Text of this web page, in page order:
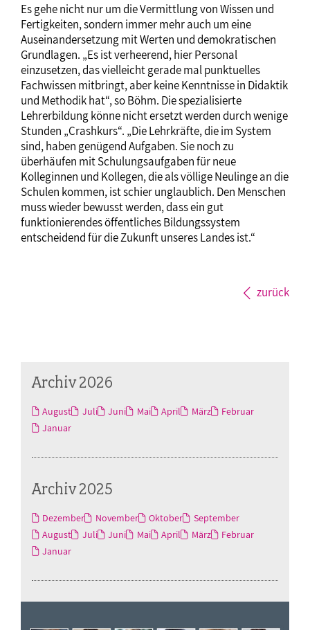
Es gehe nicht nur um die Vermittlung von Wissen und
Fertigkeiten, sondern immer mehr auch um eine
Auseinandersetzung mit Werten und demokratischen
Grundlagen. „Es ist verheerend, hier Personal
einzusetzen, das vielleicht gerade mal punktuelles
Fachwissen mitbringt, aber keine Kenntnisse in Didaktik
und Methodik hat“, so Böhm. Die spezialisierte
Lehrerbildung könne nicht ersetzt werden durch wenige
Stunden „Crashkurs“. „Die Lehrkräfte, die im System
sind, haben genügend Aufgaben. Sie noch zu
überhäufen mit Schulungsaufgaben für neue
Kolleginnen und Kollegen, die als völlige Neulinge an die
Schulen kommen, ist schier unglaublich. Den Menschen
muss wieder bewusst werden, dass ein gut
funktionierendes öffentliches Bildungssystem
entscheidend für die Zukunft unseres Landes ist.“
zurück
Archiv 2026
August Juli Juni Mai April März
Februar
Januar
Archiv 2025
Dezember November Oktober
September
August
Juli Juni Mai April März
Februar
Januar